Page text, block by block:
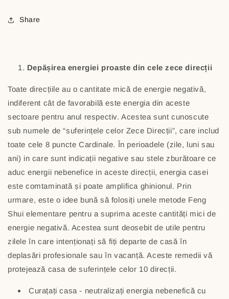
Share
Depășirea energiei proaste din cele zece direcții
Toate direcțiile au o cantitate mică de energie negativă,
indiferent cât de favorabilă este energia din aceste
sectoare pentru anul respectiv. Acestea sunt cunoscute
sub numele de “suferințele celor Zece Direcții”, care includ
toate cele 8 puncte Cardinale. În perioadele (zile, luni sau
ani) in care sunt indicații negative sau stele zburătoare ce
aduc energii nebenefice in aceste direcții, energia casei
este comtaminată și poate amplifica ghinionul. Prin
urmare, este o idee bună să folosiți unele metode Feng
Shui elementare pentru a suprima aceste cantități mici de
energie negativă. Acestea sunt deosebit de utile pentru
zilele în care intenționați să fiți departe de casă în
deplasări profesionale sau în vacanță. Aceste remedii vă
protejează casa de suferințele celor 10 direcții.
Curațați casa - neutralizați energia nebenefică cu